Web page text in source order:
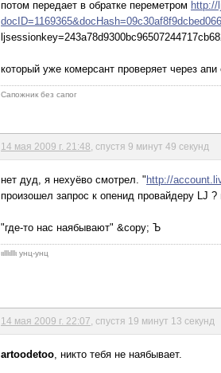
потом передает в обратке переметром http://
который уже комерсант проверяет через
Сапожник без сапог
14 мая 2009 г. 21:48 , спустя 9 минут 49 секунд
нет дуд, я нехуёво смотрел. " http://
произошел запрос к опенид провайдеру LJ
"где-то нас наябывают" &copy; Ъ
ιιlllιlllι унц-унц
14 мая 2009 г. 22:07 , спустя 19 минут 13 секунд
artoodetoo, никто тебя не наябывает.